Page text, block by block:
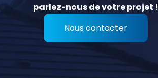
parlez-nous de votre projet !
Nous contacter